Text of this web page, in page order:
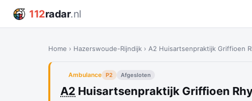
112radar.nl
Home › Hazerswoude-Rijndijk › A2 Huisartsenpraktijk Griffioen
Ambulance P2 Afgesloten
A2 Huisartsenpraktijk Griffioen